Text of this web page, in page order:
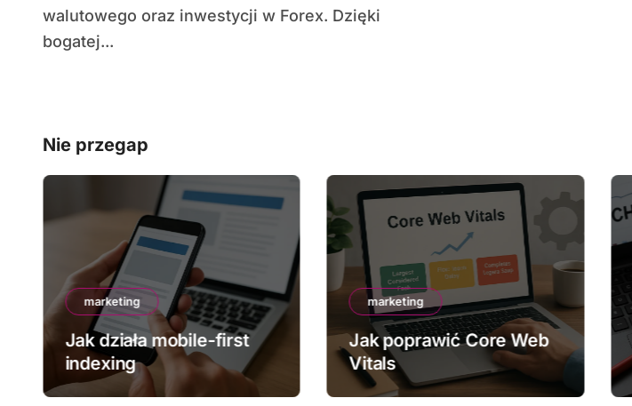
walutowego oraz inwestycji w Forex. Dzięki
bogatej...
Nie przegap
marketing
Jak działa mobile-first
indexing
marketing
Jak poprawić Core Web
Vitals